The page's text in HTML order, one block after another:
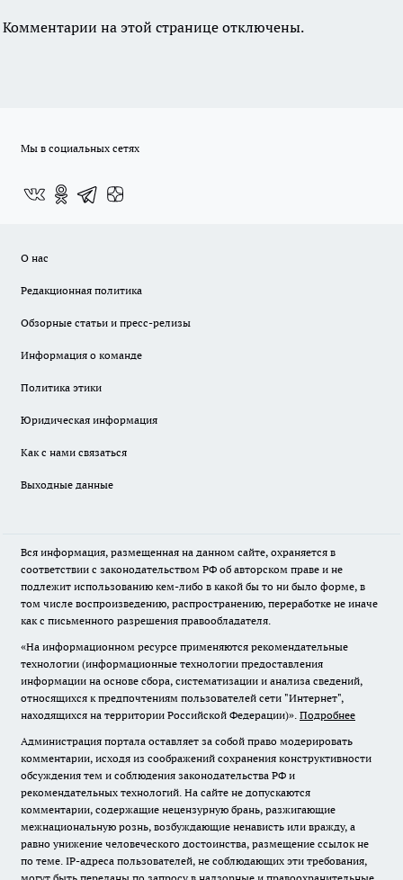
Комментарии на этой странице отключены.
Мы в социальных сетях
О нас
Редакционная политика
Обзорные статьи и пресс-релизы
Информация о команде
Политика этики
Юридическая информация
Как с нами связаться
Выходные данные
Вся информация, размещенная на данном сайте, охраняется в
соответствии с законодательством РФ об авторском праве и не
подлежит использованию кем-либо в какой бы то ни было форме, в
том числе воспроизведению, распространению, переработке не иначе
как с письменного разрешения правообладателя.
«На информационном ресурсе применяются рекомендательные
технологии (информационные технологии предоставления
информации на основе сбора, систематизации и анализа сведений,
относящихся к предпочтениям пользователей сети "Интернет",
находящихся на территории Российской Федерации)». Подробнее
Администрация портала оставляет за собой право модерировать
комментарии, исходя из соображений сохранения конструктивности
обсуждения тем и соблюдения законодательства РФ и
рекомендательных технологий. На сайте не допускаются
комментарии, содержащие нецензурную брань, разжигающие
межнациональную рознь, возбуждающие ненависть или вражду, а
равно унижение человеческого достоинства, размещение ссылок не
по теме. IP-адреса пользователей, не соблюдающих эти требования,